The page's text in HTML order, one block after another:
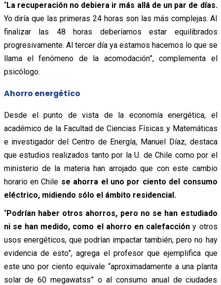
“La recuperación no debiera ir más allá de un par de días.
Yo diría que las primeras 24 horas son las más complejas. Al
finalizar las 48 horas deberíamos estar equilibrados
progresivamente. Al tercer día ya estamos hacemos lo que se
llama el fenómeno de la acomodación”, complementa el
psicólogo.
Ahorro energético
Desde el punto de vista de la economía energética, el
académico de la Facultad de Ciencias Físicas y Matemáticas
e investigador del Centro de Energía, Manuel Díaz, destaca
que estudios realizados tanto por la U. de Chile como por el
ministerio de la materia han arrojado que con este cambio
horario en Chile se ahorra el uno por ciento del consumo
eléctrico, midiendo sólo el ámbito residencial.
“Podrían haber otros ahorros, pero no se han estudiado
ni se han medido, como el ahorro en calefacción y otros
usos energéticos, que podrían impactar también, pero no hay
evidencia de esto”, agrega el profesor que ejemplifica que
este uno por ciento equivale “aproximadamente a una planta
solar de 60 megawatss” o al consumo anual de ciudades